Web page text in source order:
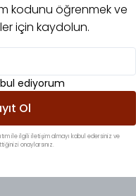
Tüm
kodunu öğrenmek ve
için kaydolun.
ediyorum
Ol
ile ilgili iletişim almayı kabul edersiniz ve
onaylarsınız.